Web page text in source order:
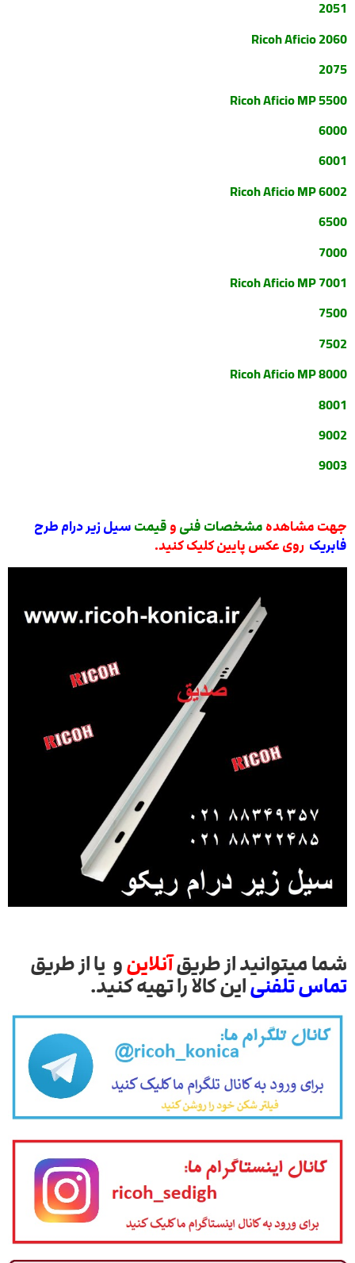
2051
Ricoh Aficio 2060
2075
Ricoh Aficio MP 5500
6000
6001
Ricoh Aficio MP 6002
6500
7000
Ricoh Aficio MP 7001
7500
7502
Ricoh Aficio MP 8000
8001
9002
9003
جهت مشاهده مشخصات فنی و قیمت سیل زیر درام طرح
فابریک روی عکس پایین کلیک کنید.
شما میتوانید از طریقآنلاینو یا از طریق
تماس تلفنیاین کالا را تهیه کنید.